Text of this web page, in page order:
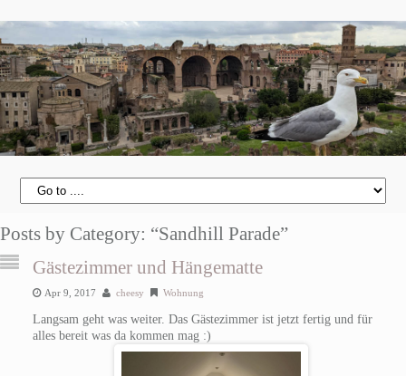
Posts by Category: “Sandhill Parade”
Gästezimmer und Hängematte
Apr 9, 2017 cheesy Wohnung
Langsam geht was weiter. Das Gästezimmer ist jetzt fertig und für
alles bereit was da kommen mag :)